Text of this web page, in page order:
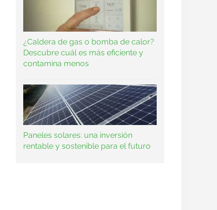
¿Caldera de gas o bomba de calor?
Descubre cuál es más eficiente y
contamina menos
Paneles solares: una inversión
rentable y sostenible para el futuro